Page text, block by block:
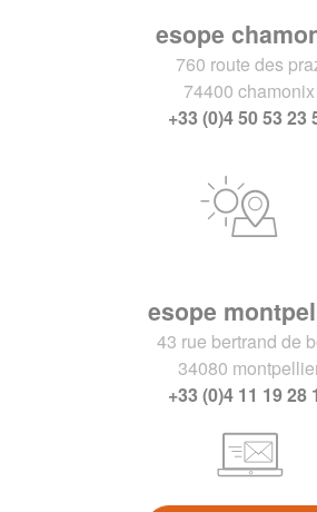
esope
760 route des
74400 chamonix
+33 (0)4 50 53 23
esope
43 rue bertrand de
34080
+33 (0)4 11 19 28